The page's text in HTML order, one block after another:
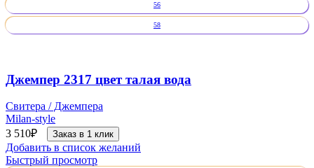
56
58
Джемпер 2317 цвет талая вода
Свитера / Джемпера
Milan-style
3 510₽ Заказ в 1 клик
Добавить в список желаний
Быстрый просмотр